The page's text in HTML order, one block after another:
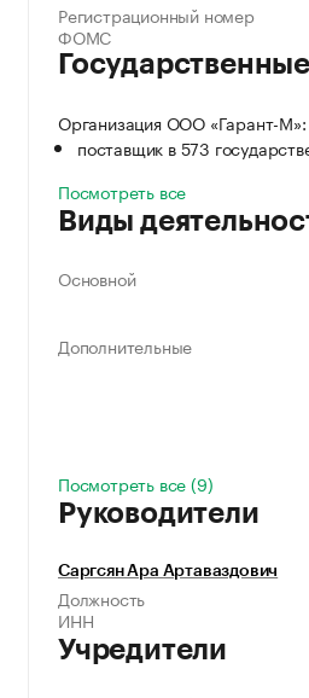
Регистрационный номер
ФОМС
Организация ООО «Гарант-М»:
поставщик в 573
Посмотреть все
Виды
Основной
Дополнительные
Посмотреть все (9)
Руководители
Саргсян Ара Артаваздович
Должность
ИНН
Учредители